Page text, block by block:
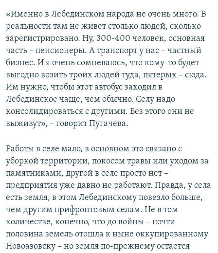
«Именно в Лебединском народа не очень много. В
реальности там не живет столько людей, сколько
зарегистрировано. Ну, 300-400 человек, основная
часть – пенсионеры. А транспорт у нас – частный
бизнес. И я очень сомневаюсь, что кому-то будет
выгодно возить троих людей туда, пятерых – сюда.
Им нужно, чтобы этот автобус заходил в
Лебединское чаще, чем обычно. Селу надо
консолидироваться с другими. Без этого они не
выживут», – говорит Пугачева.
Работы в селе мало, в основном это связано с
уборкой территории, покосом травы или уходом за
памятниками, другой в селе просто нет –
предприятия уже давно не работают. Правда, у села
есть земля, в этом Лебединскому повезло больше,
чем другим прифронтовым селам. Не в том
количестве, конечно, что до войны – почти
половина земель отошла к ныне оккупированному
Новоазовску – но земля по-прежнему остается